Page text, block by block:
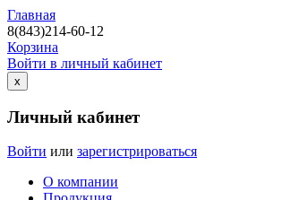
Главная
8(843)214-60-12
Корзина
Войти в личный кабинет
х
Личный кабинет
Войти или зарегистрироваться
О компании